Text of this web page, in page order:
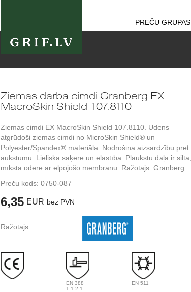
PREČU GRUPAS
Ziemas darba cimdi Granberg EX
MacroSkin Shield 107.8110
Ziemas cimdi EX MacroSkin Shield 107.8110. Ūdens
atgrūdoši ziemas cimdi no MicroSkin Shield® un
Polyester/Spandex® materiāla. Nodrošina aizsardzību pret
aukstumu. Lieliska saķere un elastība. Plaukstu daļa ir silta,
mīksta odere ar elpojošo membrānu. Ražotājs: Granberg
Preču kods: 0750-087
6,35 EUR bez PVN
Ražotājs:
EN 388
1 1 2 1
EN 511